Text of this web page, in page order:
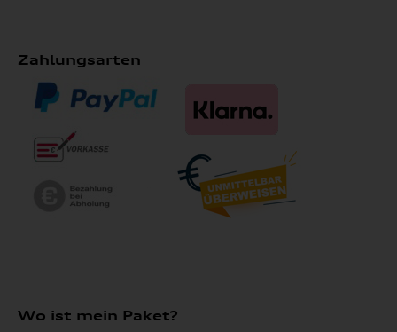
Zahlungsarten
Wo ist mein Paket?